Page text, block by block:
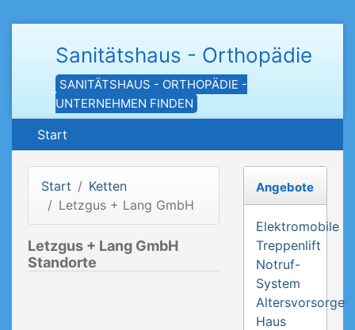
Sanitätshaus - Orthopädie
SANITÄTSHAUS - ORTHOPÄDIE -
UNTERNEHMEN FINDEN
Start
Start
Ketten
Letzgus + Lang GmbH
Letzgus + Lang GmbH
Standorte
Angebote
Elektromobile
Treppenlift
Notruf-
System
Altersvorsorge
Haus